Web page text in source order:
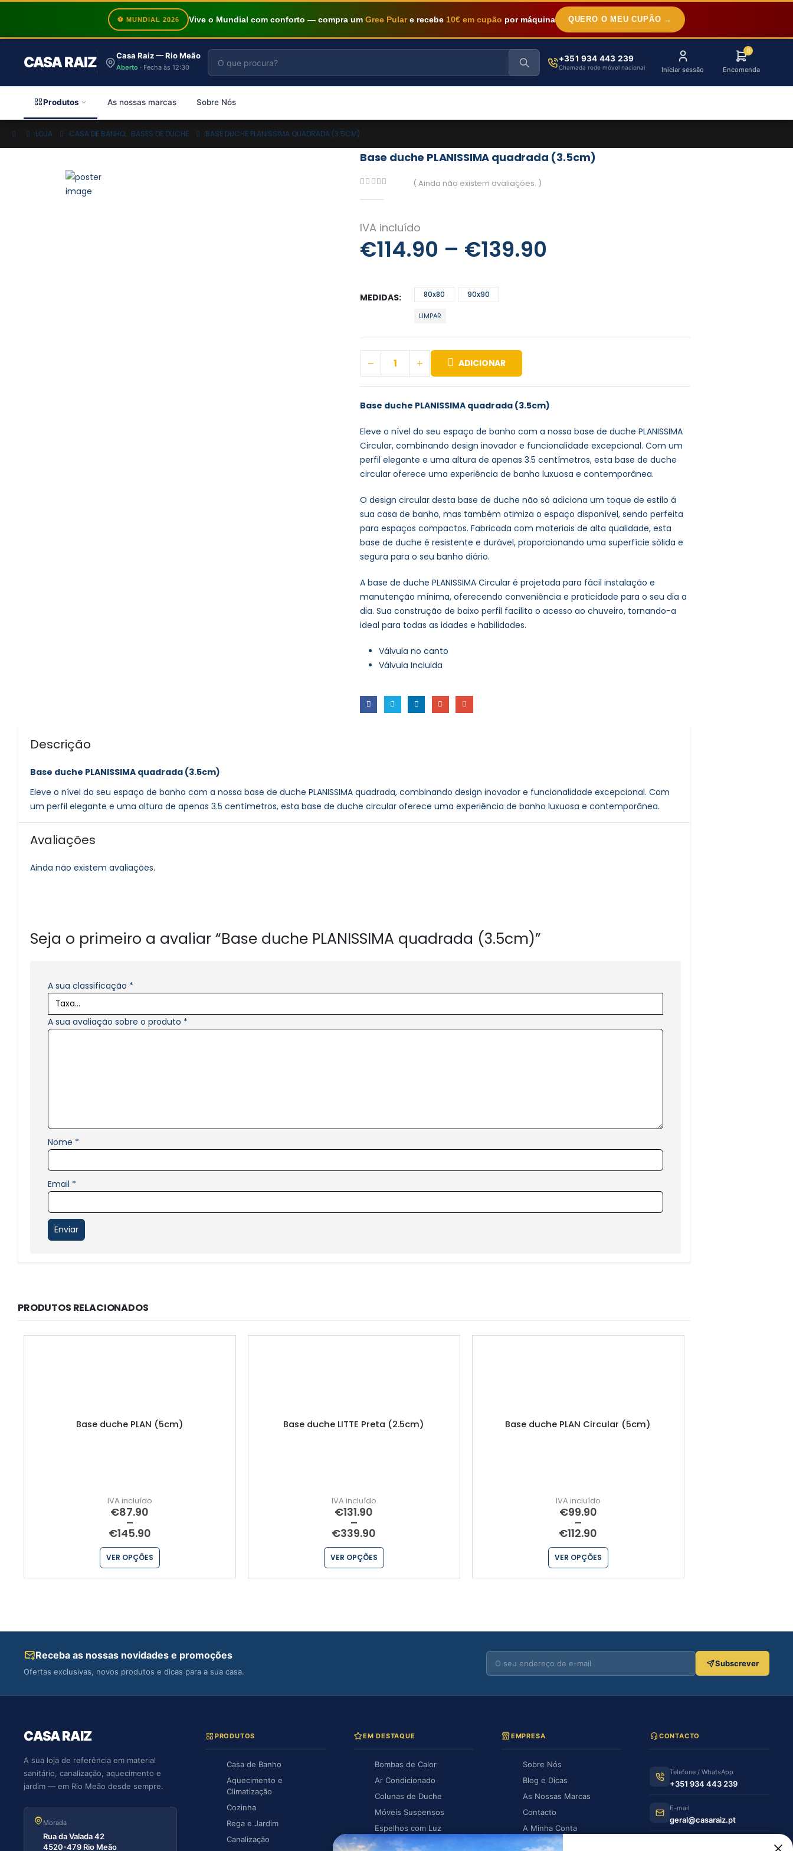
⚽ MUNDIAL 2026 Vive o Mundial com conforto — compra um Gree Pulare recebe 10€ em cupão por máquina QUERO O MEU CUPÃO →
CASA RAIZ Casa Raiz — Rio Meão
Aberto · Fecha às 12:30
+351 934 443 239
Chamada rede móvel nacional Iniciar sessão
0
Encomenda
Produtos As nossas marcas Sobre Nós
LOJA CASA DE BANHO, BASES DE DUCHE BASE DUCHE PLANISSIMA QUADRADA (3.5CM)
Base duche PLANISSIMA quadrada (3.5cm)
( Ainda não existem avaliações. )
€114.90 – €139.90
MEDIDAS 80x80 90x90
LIMPAR
ADICIONAR
Base duche PLANISSIMA quadrada (3.5cm)
Eleve o nível do seu espaço de banho com a nossa base de duche PLANISSIMA
Circular, combinando design inovador e funcionalidade excepcional. Com um
perfil elegante e uma altura de apenas 3.5 centímetros, esta base de duche
circular oferece uma experiência de banho luxuosa e contemporânea.
O design circular desta base de duche não só adiciona um toque de estilo á
sua casa de banho, mas também otimiza o espaço disponível, sendo perfeita
para espaços compactos. Fabricada com materiais de alta qualidade, esta
base de duche é resistente e durável, proporcionando uma superfície sólida e
segura para o seu banho diário.
A base de duche PLANISSIMA Circular é projetada para fácil instalação e
manutenção mínima, oferecendo conveniência e praticidade para o seu dia a
dia. Sua construção de baixo perfil facilita o acesso ao chuveiro, tornando-a
ideal para todas as idades e habilidades.
Válvula no canto
Válvula Incluida
Descrição
Base duche PLANISSIMA quadrada (3.5cm)
Eleve o nível do seu espaço de banho com a nossa base de duche PLANISSIMA quadrada, combinando design inovador e funcionalidade excepcional. Com
um perfil elegante e uma altura de apenas 3.5 centímetros, esta base de duche circular oferece uma experiência de banho luxuosa e contemporânea.
Avaliações
Ainda não existem avaliações.
Seja o primeiro a avaliar “Base duche PLANISSIMA quadrada (3.5cm)”
A sua classificação *
A sua avaliação sobre o produto *
Nome *
Email *
PRODUTOS RELACIONADOS
Base duche PLAN (5cm)
€87.90
–
€145.90
VER OPÇÕES
Base duche LITTE Preta (2.5cm)
€131.90
–
€339.90
VER OPÇÕES
Base duche PLAN Circular (5cm)
€99.90
–
€112.90
VER OPÇÕES
Receba as nossas novidades e promoções
Ofertas exclusivas, novos produtos e dicas para a sua casa.
Subscrever
CASA RAIZ
A sua loja de referência em material
sanitário, canalização, aquecimento e
jardim — em Rio Meão desde sempre.
Morada
Rua da Valada 42
4520-479 Rio Meão
PRODUTOS
Casa de Banho
Aquecimento e
Climatização
Cozinha
Rega e Jardim
Canalização
EM DESTAQUE
Bombas de Calor
Ar Condicionado
Colunas de Duche
Móveis Suspensos
Espelhos com Luz
Piscina
EMPRESA
Sobre Nós
Blog e Dicas
As Nossas Marcas
Contacto
A Minha Conta
As Minhas Encomendas
CONTACTO
Telefone / WhatsApp
+351 934 443 239
E-mail
geral@casaraiz.pt